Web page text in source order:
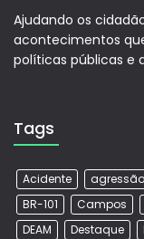
Ajudando os
acontecimentos
políticas públicas e
Tags
Acidente agressão
BR-101
Campos
DEAM
Destaque